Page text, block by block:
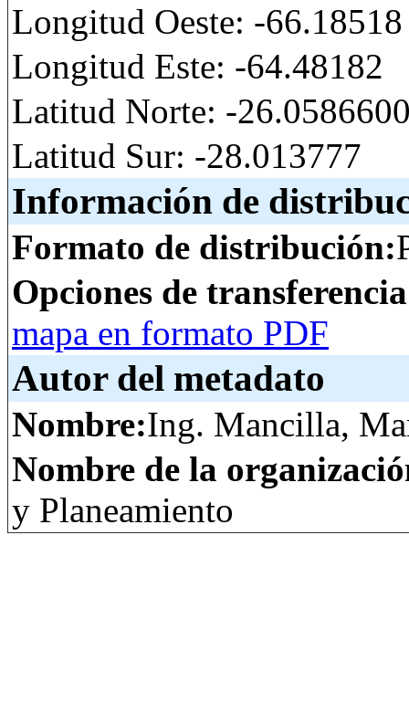
Longitud Oeste: -66.18518
Longitud Este: -64.48182
Latitud Norte: -
Latitud Sur: -28.013777
Información de
Formato de distribución:
Opciones de
mapa en formato PDF
Autor del metadato
Nombre:Ing. Mancilla,
Nombre de la
y Planeamiento